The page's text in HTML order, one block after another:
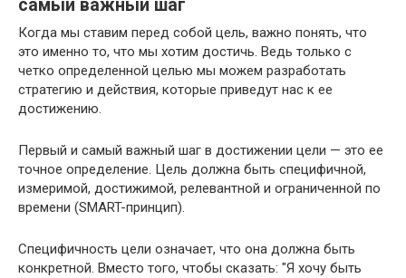
самый важный шаг
Когда мы ставим перед собой цель, важно понять, что
это именно то, что мы хотим достичь. Ведь только с
четко определенной целью мы можем разработать
стратегию и действия, которые приведут нас к ее
достижению.
Первый и самый важный шаг в достижении цели — это ее
точное определение. Цель должна быть специфичной,
измеримой, достижимой, релевантной и ограниченной по
времени (SMART-принцип).
Специфичность цели означает, что она должна быть
конкретной. Вместо того, чтобы сказать: "Я хочу быть